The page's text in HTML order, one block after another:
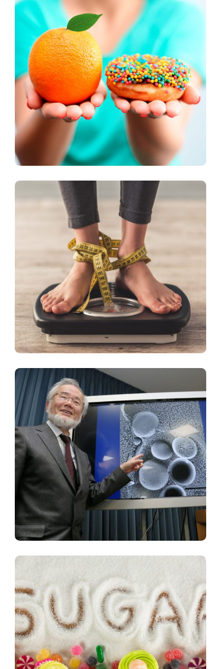
Đánh Bại Bệnh Tiểu Đường Và
Những Lợi Ích Khác Cho Sức Khỏe
Của Việc Nhịn Ăn
Liệu Việc Giảm Cân Có Khiến Bạn
Hạnh Phúc Hơn Không? Khoa Học
Cho Rằng Có Lẽ Là Không.
How Intermittent Fasting Ignites
Cellular Autophagy And A Longer,
Healthier Life
Infections: Hit The Virus In The
Sweet Spot